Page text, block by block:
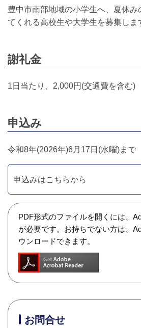
豊中市南部地域の小学生へ、夏休み
てくれる高校生や大学生を募集しま
謝礼金
1日当たり、2,000円(交通費を含む)
申込み
令和8年(2026年)6月17日(水曜)まで
申込みはこちらから
PDF形式のファイルを開くには、
が必要です。お持ちでない方は、
ウンロードできます。
お問合せ